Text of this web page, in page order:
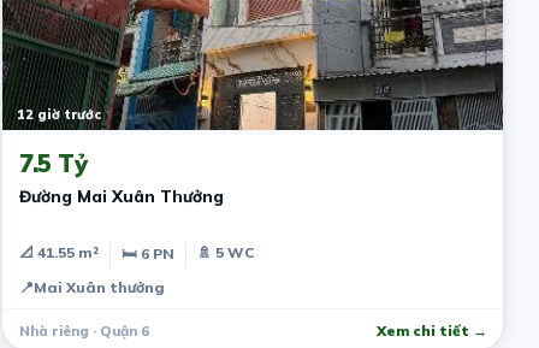
12 giờ trước
7.5 Tỷ
Đường Mai Xuân Thưởng
📐 41.55 m² 🛏 6 PN
🚿 5 WC
📍Mai Xuân thưởng
Nhà riêng · Quận 6 Xem chi tiết →